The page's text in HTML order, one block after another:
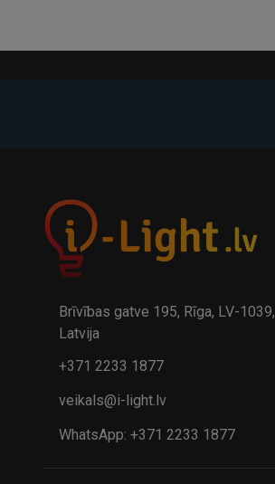
32.95€
Brīvības gatve 195, Rīga, LV-1039,
Latvija
+371 2233 1877
veikals@i-light.lv
WhatsApp: +371 2233 1877